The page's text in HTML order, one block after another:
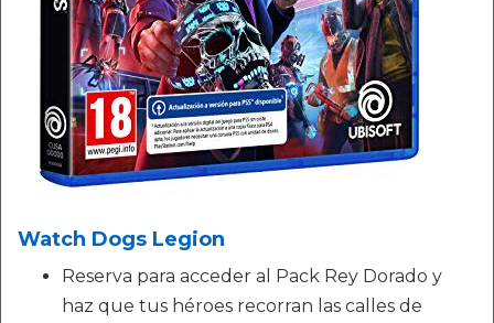
Watch Dogs Legion
Reserva para acceder al Pack Rey Dorado y
haz que tus héroes recorran las calles de